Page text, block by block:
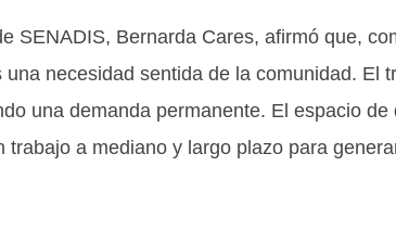
SENADIS, Bernarda Cares, afirmó que,
una necesidad sentida de la comunidad.
una demanda permanente. El espacio
trabajo a mediano y largo plazo para